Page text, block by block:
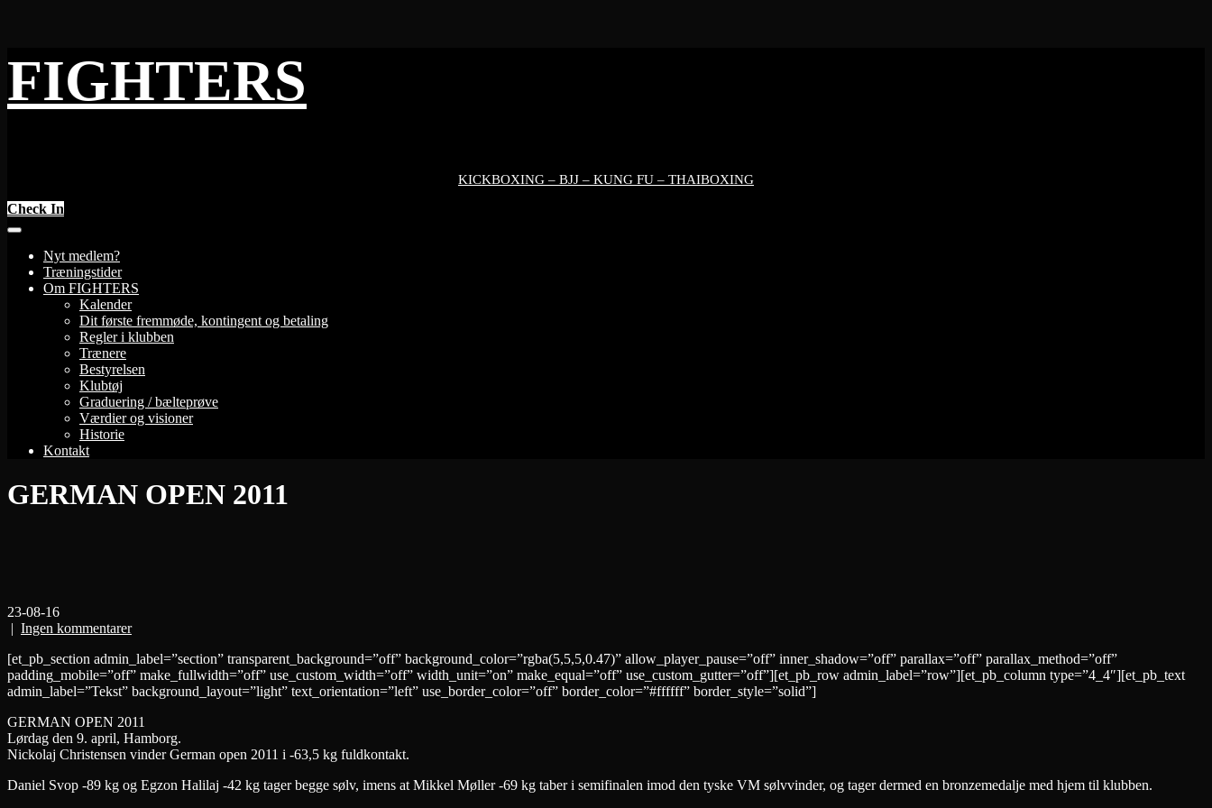
content
FIGHTERS
KICKBOXING – BJJ – KUNG FU – THAIBOXING
Check In
Nyt medlem?
Træningstider
Om FIGHTERS
Kalender
Dit første fremmøde, kontingent og betaling
Regler i klubben
Trænere
Bestyrelsen
Klubtøj
Graduering / bælteprøve
Værdier og visioner
Historie
Kontakt
GERMAN OPEN 2011
23-08-16
| Ingen kommentarer
[et_pb_section admin_label=”section” transparent_background=”off” background_color=”rgba(5,5,5,0.47)” allow_player_pause=”off” inner_shadow=”off” parallax=”off” parallax_method=”off”
padding_mobile=”off” make_fullwidth=”off” use_custom_width=”off” width_unit=”on” make_equal=”off” use_custom_gutter=”off”][et_pb_row admin_label=”row”][et_pb_column type=”4_4″][et_pb_text
admin_label=”Tekst” background_layout=”light” text_orientation=”left” use_border_color=”off” border_color=”#ffffff” border_style=”solid”]
GERMAN OPEN 2011
Lørdag den 9. april, Hamborg.
Nickolaj Christensen vinder German open 2011 i -63,5 kg fuldkontakt.
Daniel Svop -89 kg og Egzon Halilaj -42 kg tager begge sølv, imens at Mikkel Møller -69 kg taber i semifinalen imod den tyske VM sølvvinder, og tager dermed en bronzemedalje med hjem til klubben.